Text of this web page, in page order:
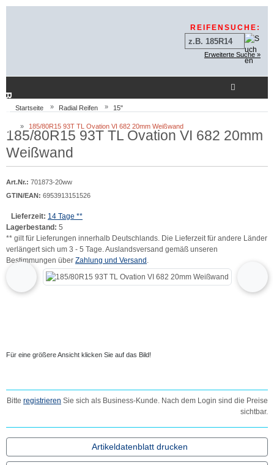
Sprungnavigation
REIFENSUCHE:
Erweiterte Suche »
Startseite Radial Reifen 15"
185/80R15 93T TL Ovation VI 682 20mm Weißwand
185/80R15 93T TL Ovation VI 682 20mm
Weißwand
Art.Nr.: 701873-20ww
GTIN/EAN: 6953913151526
Lieferzeit: 14 Tage **
Lagerbestand: 5
** gilt für Lieferungen innerhalb Deutschlands. Die Lieferzeit für andere Länder
verlängert sich um 3 - 5 Tage. Auslandsversand gemäß unseren
Bestimmungen über Zahlung und Versand .
Wenn mehr als ein Produktbild existiert, können Sie die "Zurück-" und "Vor-
zurück vor
Für eine größere Ansicht klicken Sie auf das Bild!
Bitte registrieren Sie sich als Business-Kunde. Nach dem Login sind die Preise
sichtbar.
Artikeldatenblatt drucken
Beratung